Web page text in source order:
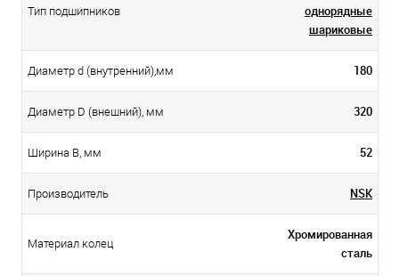
Тип подшипников
однорядные
шариковые
Диаметр d (внутренний),мм 180
Диаметр D (внешний), мм 320
Ширина B, мм 52
Производитель NSK
Материал колец
Хромированная
сталь